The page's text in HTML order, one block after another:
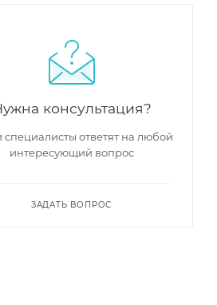
консультация?
ответят на любой
интересующий вопрос
ЗАДАТЬ ВОПРОС